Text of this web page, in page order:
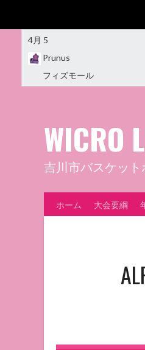
4月 5
Prunus
フィズモール
WICRO
吉川市バスケッ
ホーム 大会要綱